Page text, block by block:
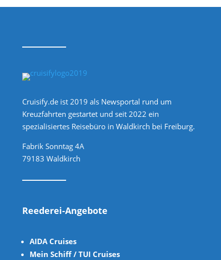
Cruisify.de ist 2019 als Newsportal rund um
Kreuzfahrten gestartet und seit 2022 ein
spezialisiertes Reisebüro in Waldkirch bei Freiburg.
Fabrik Sonntag 4A
79183 Waldkirch
Reederei-Angebote
AIDA Cruises
Mein Schiff / TUI Cruises